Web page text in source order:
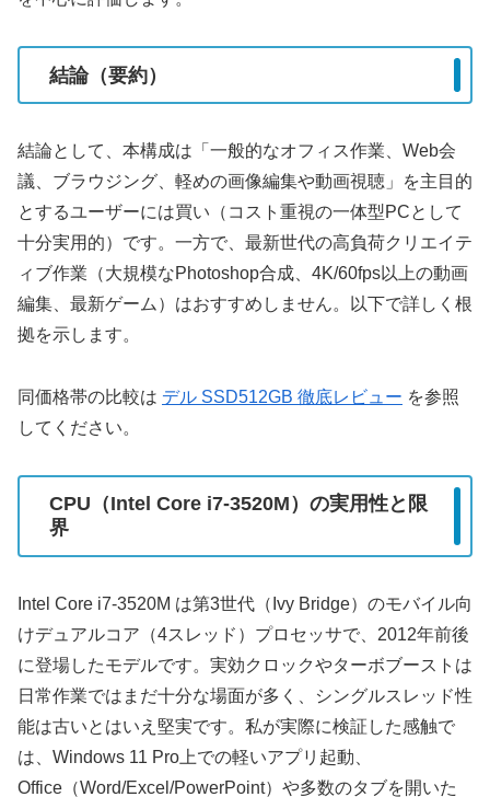
結論（要約）
結論として、本構成は「一般的なオフィス作業、Web会
議、ブラウジング、軽めの画像編集や動画視聴」を主目的
とするユーザーには買い（コスト重視の一体型PCとして
十分実用的）です。一方で、最新世代の高負荷クリエイテ
ィブ作業（大規模なPhotoshop合成、4K/60fps以上の動画
編集、最新ゲーム）はおすすめしません。以下で詳しく根
拠を示します。
同価格帯の比較は デル SSD512GB 徹底レビュー を参照
してください。
CPU（Intel Core i7-3520M）の実用性と限
界
Intel Core i7-3520M は第3世代（Ivy Bridge）のモバイル向
けデュアルコア（4スレッド）プロセッサで、2012年前後
に登場したモデルです。実効クロックやターボブーストは
日常作業ではまだ十分な場面が多く、シングルスレッド性
能は古いとはいえ堅実です。私が実際に検証した感触で
は、Windows 11 Pro上での軽いアプリ起動、
Office（Word/Excel/PowerPoint）や多数のタブを開いた